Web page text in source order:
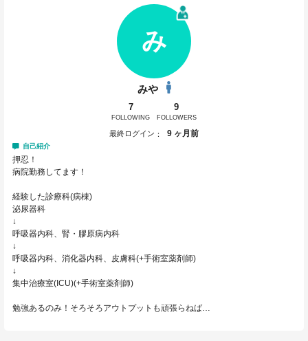
み
みや
7
FOLLOWING
9
FOLLOWERS
最終ログイン 9 ヶ月前
自己紹介
押忍！
病院勤務してます！
経験した診療科(病棟)
泌尿器科
↓
呼吸器内科、腎・膠原病内科
↓
呼吸器内科、消化器内科、皮膚科(+手術室薬剤師)
↓
集中治療室(ICU)(+手術室薬剤師)
勉強あるのみ！そろそろアウトプットも頑張らねば…